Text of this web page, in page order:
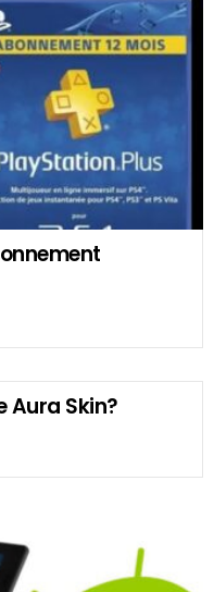
Aura Skin?